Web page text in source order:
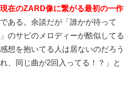
現在のZARD像に繋がる最初の一作
ある。余談だが「誰かが待って
のサビのメロディーが酷似してる
想を抱いてる人は居ないのだろう
、同じ曲が2回入ってる！？」と